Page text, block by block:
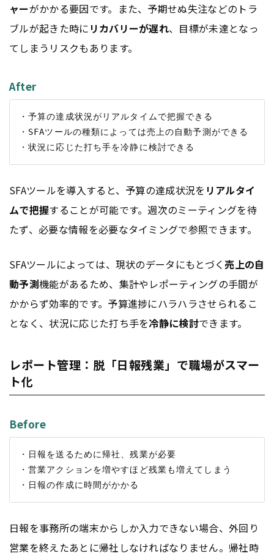
ャーがかかる要因です。また、予期せぬ失注などのトラ
ブルが起きた時に リカバリーが遅れ、目標が未達となっ
てしまうリスクもあります。
After
・予算の達成状況がリアルタイムで把握できる
・SFAツールの種類によっては売上の自動予測ができる
SFAツールを導入すると、予算の達成状況を リアルタイ
ムで把握することが可能です。週次のミーティングを待
たず、必要な情報を必要なタイミングで参照できます。
SFAツールによっては、現状のデータにもとづく売上の自
動予測機能があるため、集計やレポーティングの手間が
かからず効率的です。予算進捗にハラハラさせられるこ
となく、状況に応じた打ち手を冷静に検討できます。
レポート管理：脱「日報残業」で職場がスマー
ト化
Before
・日報を送るために帰社、残業が必要
・営業アクションを増やすほど残業も増えてしまう
日報を事務所の端末からしか入力できない場合、外回り
営業を終えたあとに帰社しなければなりません。帰社時